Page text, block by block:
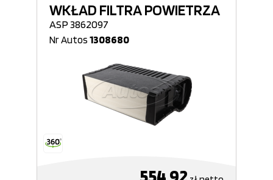
WKŁAD FILTRA POWIETRZA
ASP 3862097
Nr Autos 1308680